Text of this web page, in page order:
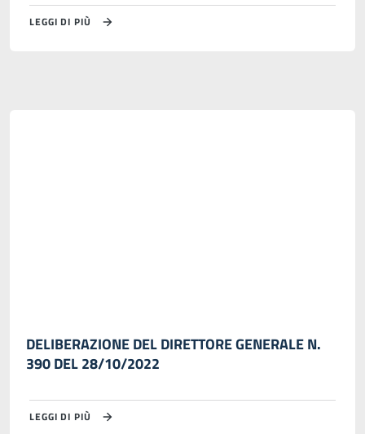
LEGGI DI PIÙ
DELIBERAZIONE DEL DIRETTORE GENERALE N.
390 DEL 28/10/2022
LEGGI DI PIÙ